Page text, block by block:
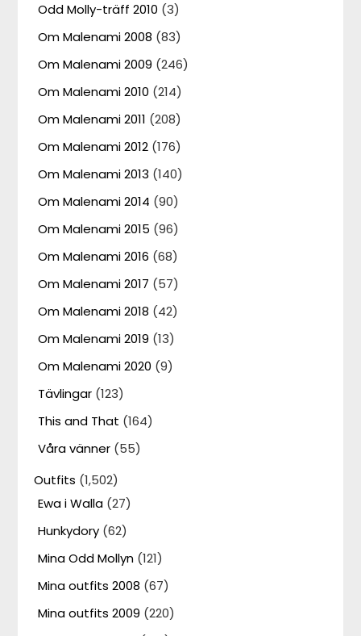
Odd Molly-träff 2010 (3)
Om Malenami 2008 (83)
Om Malenami 2009 (246)
Om Malenami 2010 (214)
Om Malenami 2011 (208)
Om Malenami 2012 (176)
Om Malenami 2013 (140)
Om Malenami 2014 (90)
Om Malenami 2015 (96)
Om Malenami 2016 (68)
Om Malenami 2017 (57)
Om Malenami 2018 (42)
Om Malenami 2019 (13)
Om Malenami 2020 (9)
Tävlingar (123)
This and That (164)
Våra vänner (55)
Outfits (1,502)
Ewa i Walla (27)
Hunkydory (62)
Mina Odd Mollyn (121)
Mina outfits 2008 (67)
Mina outfits 2009 (220)